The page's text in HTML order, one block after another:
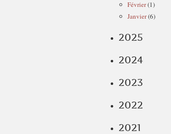
Février(1)
Janvier(6)
2025
2024
2023
2022
2021